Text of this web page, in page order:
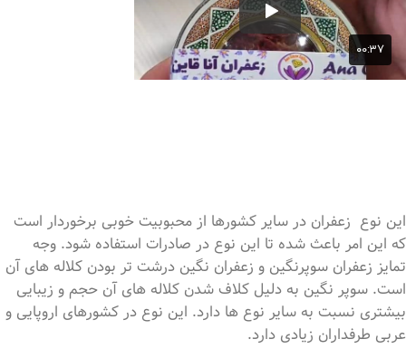
این نوع زعفران در سایر کشورها از محبوبیت خوبی برخوردار است
که این امر باعث شده تا این نوع در صادرات استفاده شود. وجه
تمایز زعفران سوپرنگین و زعفران نگین درشت تر بودن کلاله های آن
است. سوپر نگین به دلیل کلاف شدن کلاله های آن حجم و زیبایی
بیشتری نسبت به سایر نوع ها دارد. این نوع در کشورهای اروپایی و
عربی طرفداران زیادی دارد.